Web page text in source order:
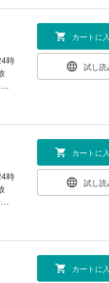
た
時
カートに
試し読
時
る
カートに
試し読
カートに